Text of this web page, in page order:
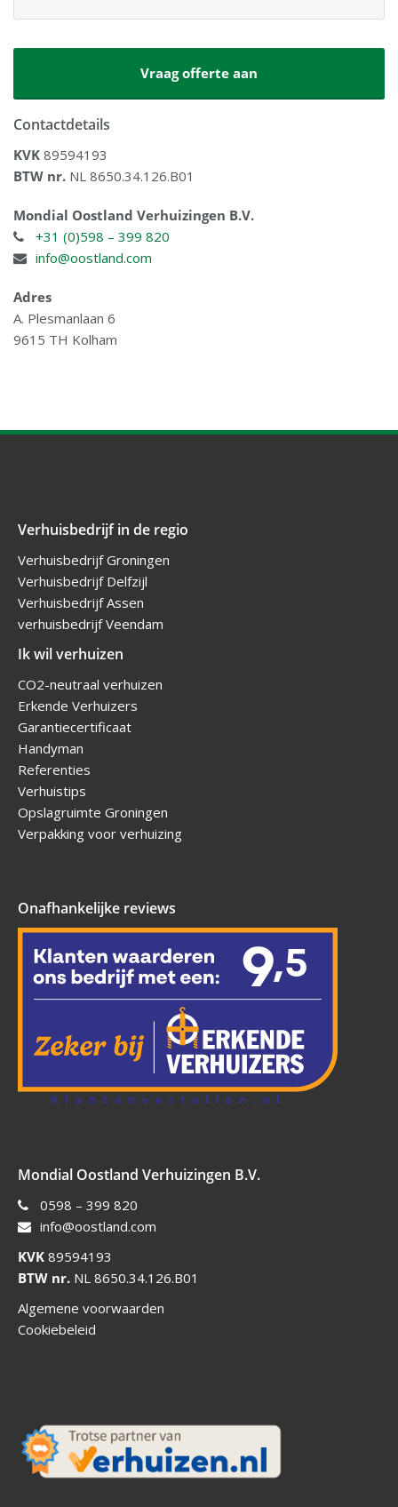
Contactdetails
KVK 89594193
BTW nr. NL 8650.34.126.B01
Mondial Oostland Verhuizingen B.V.
+31 (0)598 – 399 820
info@oostland.com
Adres
A. Plesmanlaan 6
9615 TH Kolham
Verhuisbedrijf in de regio
Verhuisbedrijf Groningen
Verhuisbedrijf Delfzijl
Verhuisbedrijf Assen
verhuisbedrijf Veendam
Ik wil verhuizen
CO2-neutraal verhuizen
Erkende Verhuizers
Garantiecertificaat
Handyman
Referenties
Verhuistips
Opslagruimte Groningen
Verpakking voor verhuizing
Onafhankelijke reviews
Mondial Oostland Verhuizingen B.V.
0598 – 399 820
info@oostland.com
KVK 89594193
BTW nr. NL 8650.34.126.B01
Algemene voorwaarden
Cookiebeleid